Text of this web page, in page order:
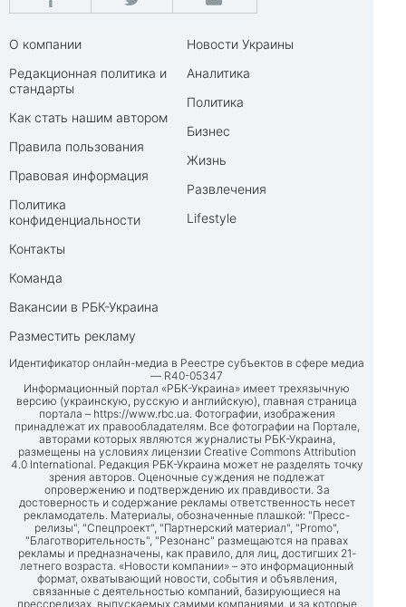
О компании
Редакционная политика и
стандарты
Как стать нашим автором
Правила пользования
Правовая информация
Политика
конфиденциальности
Контакты
Команда
Вакансии в РБК-Украина
Разместить рекламу
Новости Украины
Аналитика
Политика
Бизнес
Жизнь
Развлечения
Lifestyle
Идентификатор онлайн-медиа в Реестре субъектов в сфере медиа
— R40-05347
Информационный портал «РБК-Украина» имеет трехязычную
версию (украинскую, русскую и английскую), главная страница
портала – https://www.rbc.ua. Фотографии, изображения
принадлежат их правообладателям. Все фотографии на Портале,
авторами которых являются журналисты РБК-Украина,
размещены на условиях лицензии Creative Commons Attribution
4.0 International. Редакция РБК-Украина может не разделять точку
зрения авторов. Оценочные суждения не подлежат
опровержению и подтверждению их правдивости. За
достоверность и содержание рекламы ответственность несет
рекламодатель. Материалы, обозначенные плашкой: "Пресс-
релизы", "Спецпроект", "Партнерский материал", "Promo",
"Благотворительность", "Резонанс" размещаются на правах
рекламы и предназначены, как правило, для лиц, достигших 21-
летнего возраста. «Новости компании» – это информационный
формат, охватывающий новости, события и объявления,
связанные с деятельностью компаний, базирующиеся на
прессрелизах, выпускаемых самими компаниями, и за которые